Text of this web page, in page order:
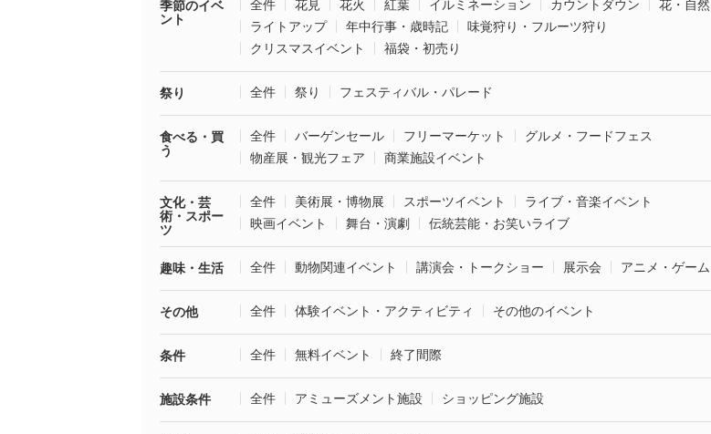
季節のイベ
ント
全件 花見 花火 紅葉 イルミネーション カウントダウン
花・自然
ライトアップ
年中行事・歳時記
味覚狩り・フルーツ狩り
クリスマスイベント
福袋・初売り
祭り 全件 祭り フェスティバル・パレード
食べる・買
う
全件 バーゲンセール フリーマーケット
グルメ・フードフェス
物産展・観光フェア
商業施設イベント
文化・芸
術・スポー
ツ
全件 美術展・博物展 スポーツイベント
ライブ・音楽イベント
映画イベント
舞台・演劇 伝統芸能・お笑いライブ
趣味・生活 全件 動物関連イベント 講演会・トークショー 展示会 アニメ・ゲーム
その他 全件 体験イベント・アクティビティ その他のイベント
条件 全件 無料イベント 終了間際
施設条件 全件 アミューズメント施設 ショッピング施設